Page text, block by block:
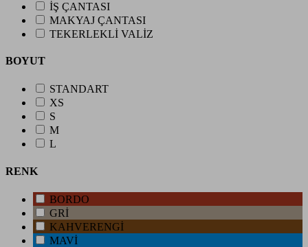
İŞ ÇANTASI
MAKYAJ ÇANTASI
TEKERLEKLİ VALİZ
BOYUT
STANDART
XS
S
M
L
RENK
BORDO
GRİ
KAHVERENGİ
MAVİ